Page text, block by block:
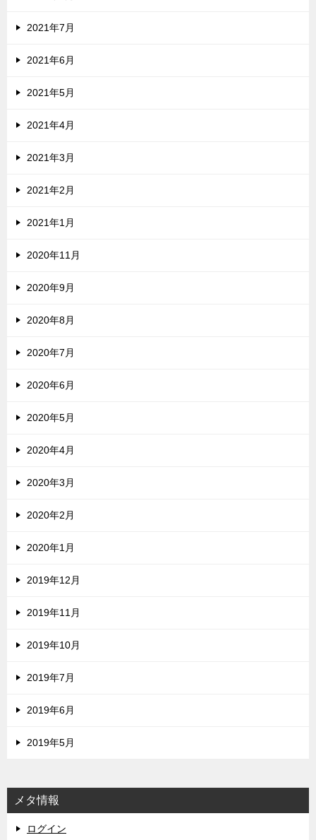
2021年7月
2021年6月
2021年5月
2021年4月
2021年3月
2021年2月
2021年1月
2020年11月
2020年9月
2020年8月
2020年7月
2020年6月
2020年5月
2020年4月
2020年3月
2020年2月
2020年1月
2019年12月
2019年11月
2019年10月
2019年7月
2019年6月
2019年5月
メタ情報
ログイン